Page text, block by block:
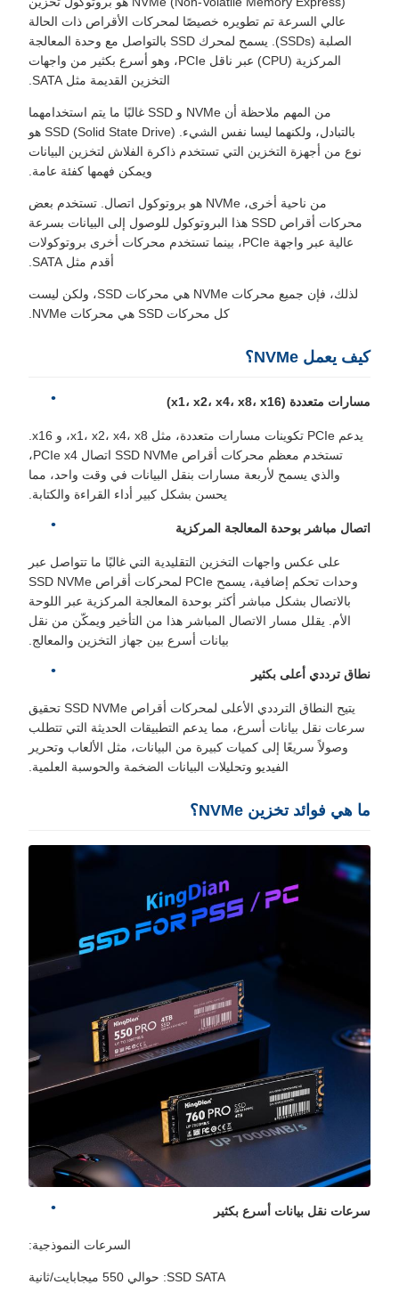
عالي السرعة تم تطويره خصيصًا لمحركات الأقراص ذات الحالة
الصلبة (SSDs). يسمح لمحرك SSD بالتواصل مع وحدة المعالجة
المركزية (CPU) عبر ناقل PCIe، وهو أسرع بكثير من واجهات
التخزين القديمة مثل SATA.
من المهم ملاحظة أن NVMe و SSD غالبًا ما يتم استخدامهما
بالتبادل، ولكنهما ليسا نفس الشيء. SSD (Solid State Drive) هو
نوع من أجهزة التخزين التي تستخدم ذاكرة الفلاش لتخزين البيانات
ويمكن فهمها كفئة عامة.
من ناحية أخرى، NVMe هو بروتوكول اتصال. تستخدم بعض
محركات أقراص SSD هذا البروتوكول للوصول إلى البيانات بسرعة
عالية عبر واجهة PCIe، بينما تستخدم محركات أخرى بروتوكولات
أقدم مثل SATA.
لذلك، فإن جميع محركات NVMe هي محركات SSD، ولكن ليست
كل محركات SSD هي محركات NVMe.
كيف يعمل NVMe؟
مسارات متعددة (x1، x2، x4، x8، x16)
تستخدم معظم محركات أقراص SSD NVMe اتصال PCIe x4،
والذي يسمح لأربعة مسارات بنقل البيانات في وقت واحد، مما
يحسن بشكل كبير أداء القراءة والكتابة.
اتصال مباشر بوحدة المعالجة المركزية
على عكس واجهات التخزين التقليدية التي غالبًا ما تتواصل عبر
وحدات تحكم إضافية، يسمح PCIe لمحركات أقراص SSD NVMe
بالاتصال بشكل مباشر أكثر بوحدة المعالجة المركزية عبر اللوحة
الأم. يقلل مسار الاتصال المباشر هذا من التأخير ويمكّن من نقل
بيانات أسرع بين جهاز التخزين والمعالج.
نطاق ترددي أعلى بكثير
يتيح النطاق الترددي الأعلى لمحركات أقراص SSD NVMe تحقيق
سرعات نقل بيانات أسرع، مما يدعم التطبيقات الحديثة التي تتطلب
وصولاً سريعًا إلى كميات كبيرة من البيانات، مثل الألعاب وتحرير
الفيديو وتحليلات البيانات الضخمة والحوسبة العلمية.
ما هي فوائد تخزين NVMe؟
سرعات نقل بيانات أسرع بكثير
السرعات النموذجية:
SSD SATA: حوالي 550 ميجابايت/ثانية